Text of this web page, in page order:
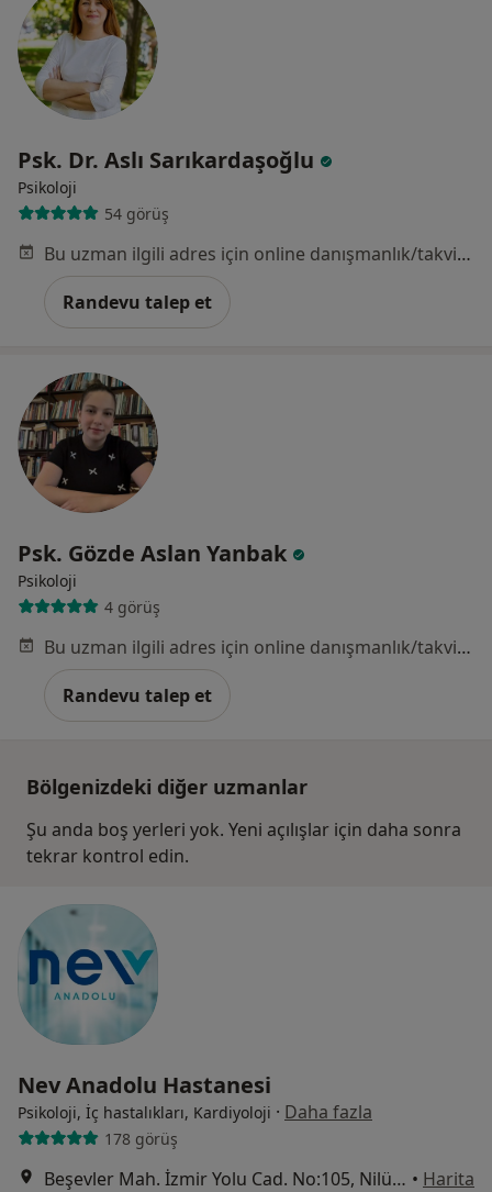
Psk. Dr. Aslı Sarıkardaşoğlu
Psikoloji
54 görüş
Bu uzman ilgili adres için online danışmanlık/takvim sunmuyor.
Randevu talep et
Psk. Gözde Aslan Yanbak
Psikoloji
4 görüş
Bu uzman ilgili adres için online danışmanlık/takvim sunmuyor.
Randevu talep et
Bölgenizdeki diğer uzmanlar
Şu anda boş yerleri yok. Yeni açılışlar için daha sonra
tekrar kontrol edin.
Nev Anadolu Hastanesi
Psikoloji, İç hastalıkları, Kardiyoloji · Daha fazla
178 görüş
Beşevler Mah. İzmir Yolu Cad. No:105, Nilüfer • Harita